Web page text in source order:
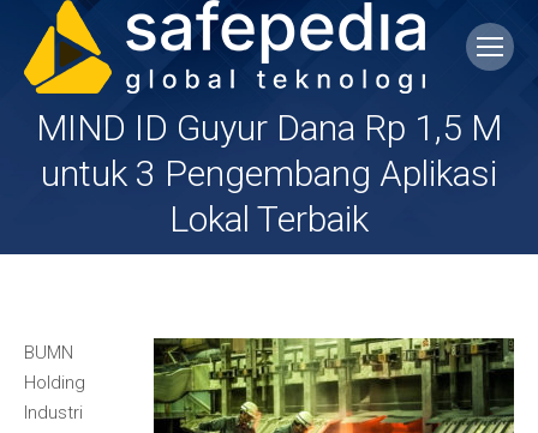
MIND ID Guyur Dana Rp 1,5 M
untuk 3 Pengembang Aplikasi
Lokal Terbaik
You are here:
BUMN
Holding
Industri